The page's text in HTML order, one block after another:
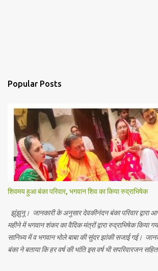
Popular Posts
शिवमय हुआ बंका परिवार, भगवान शिव का किया रुद्राभिषेक
झुंझुनू। जानकारी के अनुसार देवकीनंदन बंका परिवार द्वारा
महीने में भगवान शंकर का वैदिक मंत्रों द्वारा रुद्राभिषेक किया
सानिध्य में व भगवान भोले बाबा की सुंदर झांकी सजाई गई।
बंका ने बताया कि हर वर्ष की भांति इस वर्ष भी सपरिवारजन